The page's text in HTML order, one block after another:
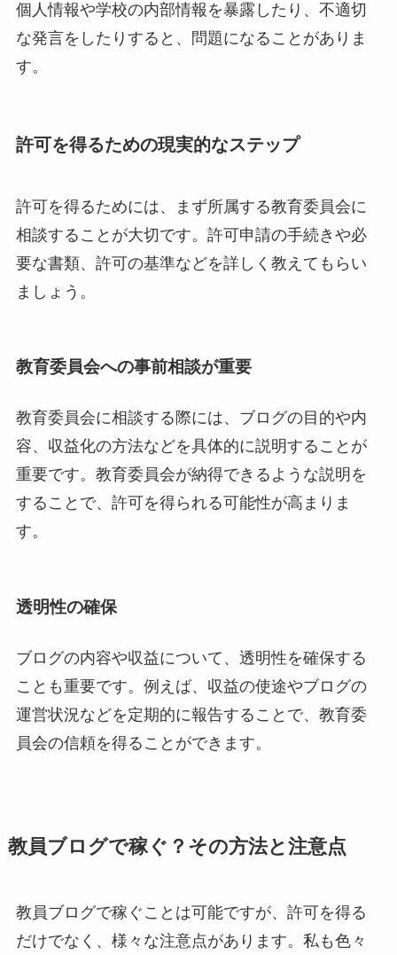
個人情報や学校の内部情報を暴露したり、不適切
な発言をしたりすると、問題になることがありま
す。
許可を得るための現実的なステップ
許可を得るためには、まず所属する教育委員会に
相談することが大切です。許可申請の手続きや必
要な書類、許可の基準などを詳しく教えてもらい
ましょう。
教育委員会への事前相談が重要
教育委員会に相談する際には、ブログの目的や内
容、収益化の方法などを具体的に説明することが
重要です。教育委員会が納得できるような説明を
することで、許可を得られる可能性が高まりま
す。
透明性の確保
ブログの内容や収益について、透明性を確保する
ことも重要です。例えば、収益の使途やブログの
運営状況などを定期的に報告することで、教育委
員会の信頼を得ることができます。
教員ブログで稼ぐ？その方法と注意点
教員ブログで稼ぐことは可能ですが、許可を得る
だけでなく、様々な注意点があります。私も色々